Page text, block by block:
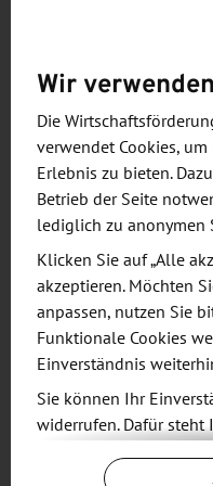
Development der
präsentieren zur
Bereich der Digitalen
unserer Lösung
nachhaltig und
Teil der All Electric
der Vernetzung mit
darum europäische
interessante
Folgende Aussteller
111) vertreten:
Wir
Die
verwendet Cookies,
Erlebnis zu bieten.
Betrieb der Seite
lediglich zu anonymen
Klicken Sie auf „Alle
akzeptieren. Möchten
anpassen, nutzen Sie
Funktionale Cookies
Einverständnis
Sie können Ihr
widerrufen. Dafür steht
Verfügung.